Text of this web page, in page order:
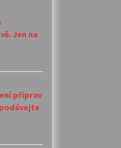
Jen na
příprav